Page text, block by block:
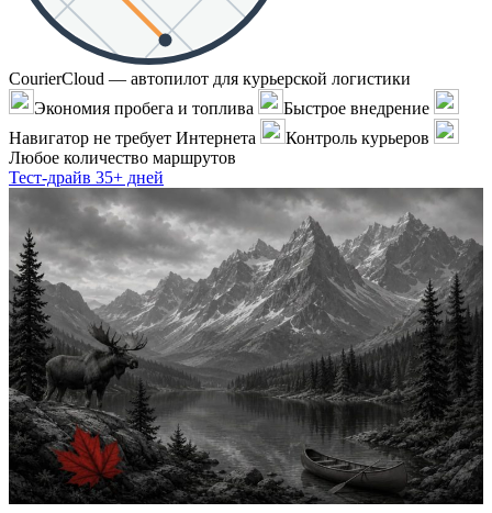
CourierCloud — автопилот для курьерской логистики
Экономия пробега и топлива
Быстрое внедрение
Навигатор не требует Интернета
Контроль курьеров
Любое количество маршрутов
Тест-драйв 35+ дней